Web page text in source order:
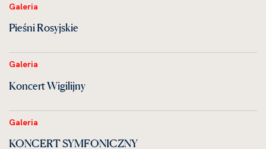
Galeria
Pieśni Rosyjskie
Galeria
Koncert Wigilijny
Galeria
KONCERT SYMFONICZNY